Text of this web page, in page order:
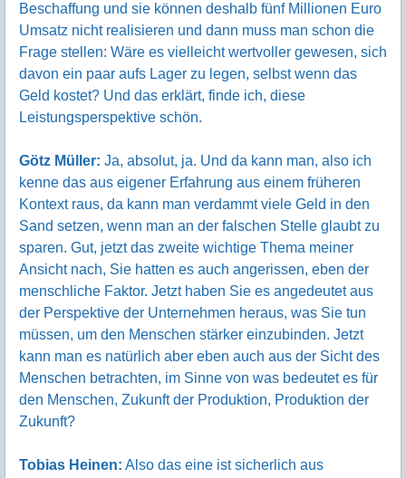
Beschaffung und sie können deshalb fünf Millionen Euro
Umsatz nicht realisieren und dann muss man schon die
Frage stellen: Wäre es vielleicht wertvoller gewesen, sich
davon ein paar aufs Lager zu legen, selbst wenn das
Geld kostet? Und das erklärt, finde ich, diese
Leistungsperspektive schön.
Götz Müller: Ja, absolut, ja. Und da kann man, also ich
kenne das aus eigener Erfahrung aus einem früheren
Kontext raus, da kann man verdammt viele Geld in den
Sand setzen, wenn man an der falschen Stelle glaubt zu
sparen. Gut, jetzt das zweite wichtige Thema meiner
Ansicht nach, Sie hatten es auch angerissen, eben der
menschliche Faktor. Jetzt haben Sie es angedeutet aus
der Perspektive der Unternehmen heraus, was Sie tun
müssen, um den Menschen stärker einzubinden. Jetzt
kann man es natürlich aber eben auch aus der Sicht des
Menschen betrachten, im Sinne von was bedeutet es für
den Menschen, Zukunft der Produktion, Produktion der
Zukunft?
Tobias Heinen: Also das eine ist sicherlich aus